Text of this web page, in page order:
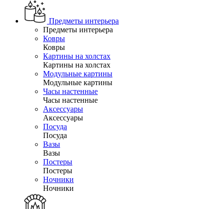
Предметы интерьера
Предметы интерьера
Ковры
Ковры
Картины на холстах
Картины на холстах
Модульные картины
Модульные картины
Часы настенные
Часы настенные
Аксессуары
Аксессуары
Посуда
Посуда
Вазы
Вазы
Постеры
Постеры
Ночники
Ночники